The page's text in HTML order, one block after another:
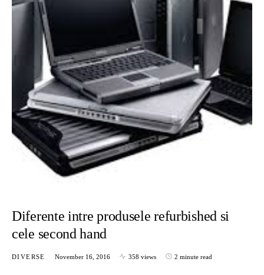
Diferente intre produsele refurbished si
cele second hand
DIVERSE November 16, 2016 358 views 2 minute read